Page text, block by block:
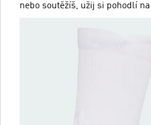
nebo soutěžíš, užij si pohodlí